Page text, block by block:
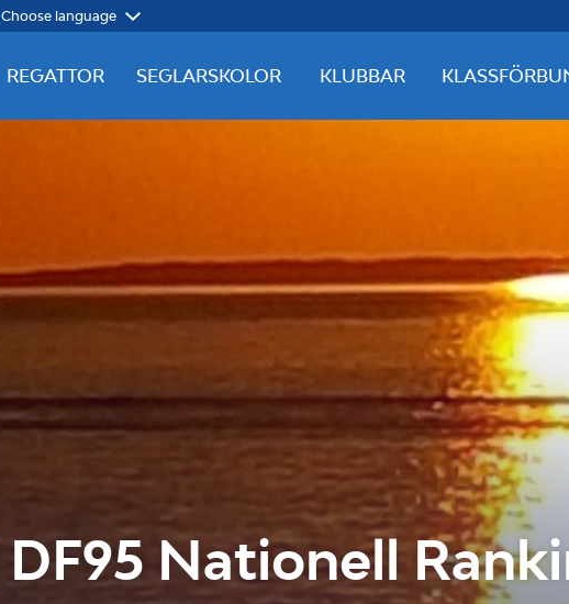
Choose language
REGATTOR SEGLARSKOLOR KLUBBAR
DF95 Nationell